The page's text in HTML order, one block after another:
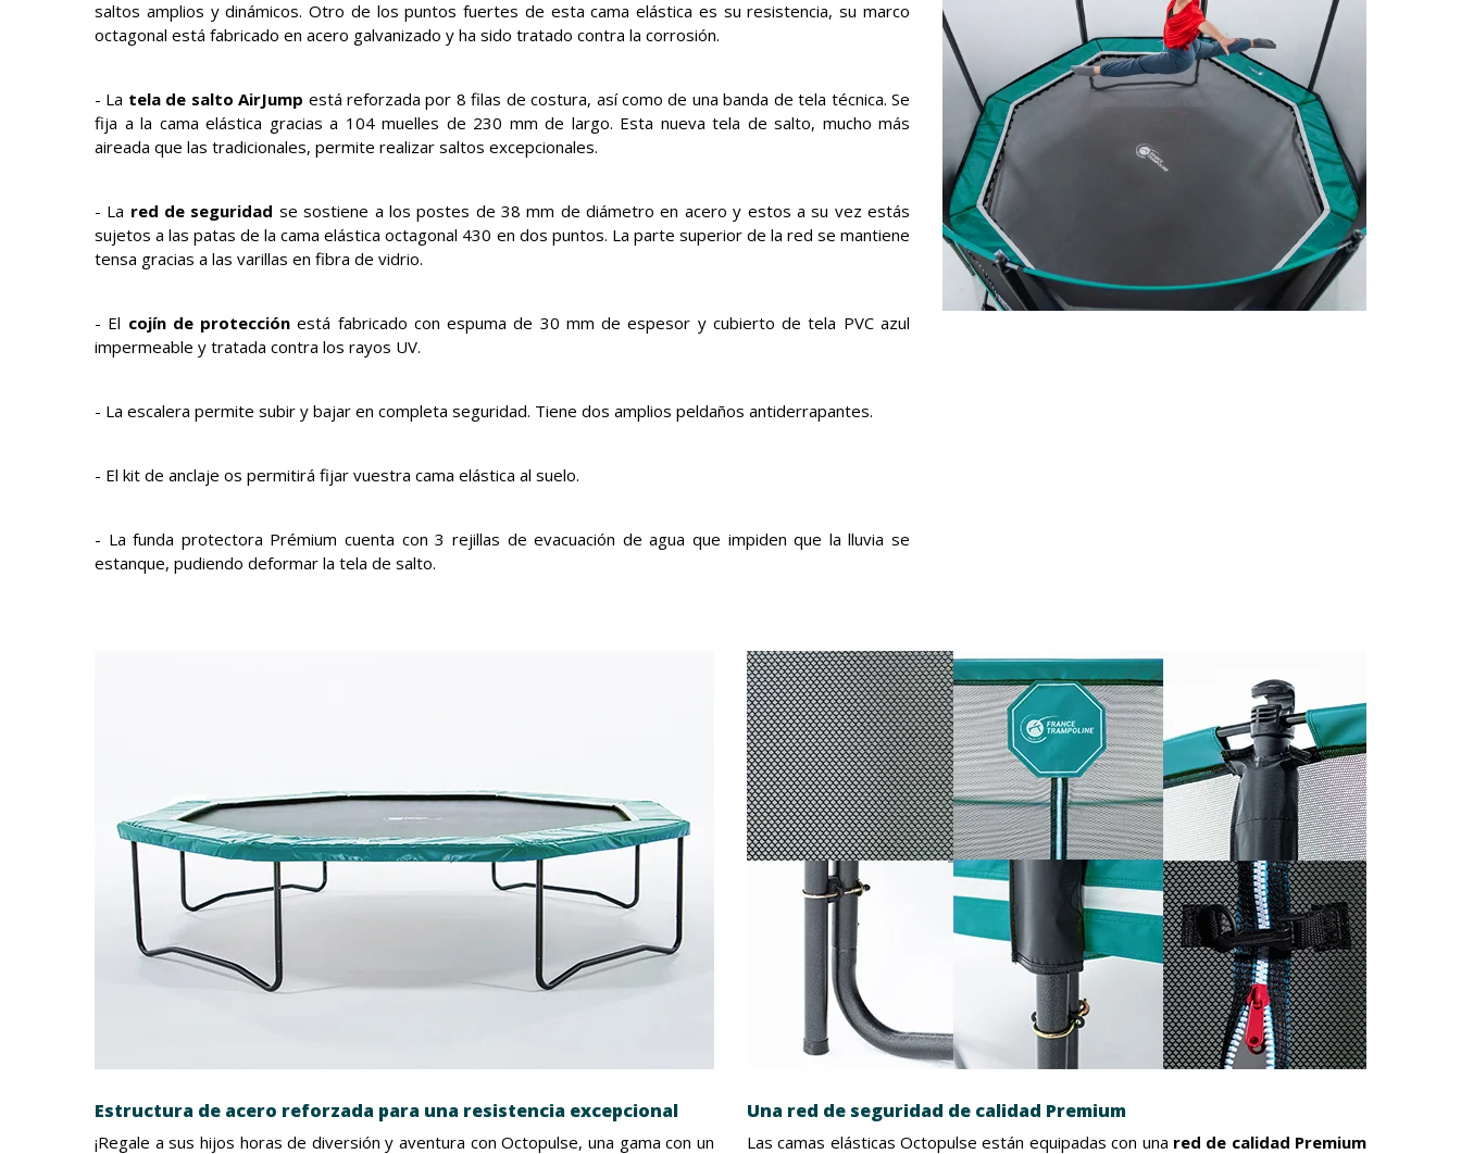
saltos amplios y dinámicos. Otro de los puntos fuertes de esta cama elástica es su resistencia, su marco
octagonal está fabricado en acero galvanizado y ha sido tratado contra la corrosión.
- La tela de salto AirJump está reforzada por 8 filas de costura, así como de una banda de tela técnica. Se
fija a la cama elástica gracias a 104 muelles de 230 mm de largo. Esta nueva tela de salto, mucho más
aireada que las tradicionales, permite realizar saltos excepcionales.
- La red de seguridad se sostiene a los postes de 38 mm de diámetro en acero y estos a su vez estás
sujetos a las patas de la cama elástica octagonal 430 en dos puntos. La parte superior de la red se mantiene
tensa gracias a las varillas en fibra de vidrio.
- El cojín de protección está fabricado con espuma de 30 mm de espesor y cubierto de tela PVC azul
impermeable y tratada contra los rayos UV.
- La escalera permite subir y bajar en completa seguridad. Tiene dos amplios peldaños antiderrapantes.
- El kit de anclaje os permitirá fijar vuestra cama elástica al suelo.
- La funda protectora Prémium cuenta con 3 rejillas de evacuación de agua que impiden que la lluvia se
estanque, pudiendo deformar la tela de salto.
Estructura de acero reforzada para una resistencia excepcional
¡Regale a sus hijos horas de diversión y aventura con Octopulse, una gama con un
Una red de seguridad de calidad Premium
Las camas elásticas Octopulse están equipadas con una red de calidad Premium